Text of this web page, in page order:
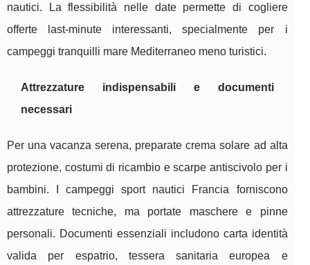
nautici. La flessibilità nelle date permette di cogliere
offerte last-minute interessanti, specialmente per i
campeggi tranquilli mare Mediterraneo meno turistici.
Attrezzature indispensabili e documenti
necessari
Per una vacanza serena, preparate crema solare ad alta
protezione, costumi di ricambio e scarpe antiscivolo per i
bambini. I campeggi sport nautici Francia forniscono
attrezzature tecniche, ma portate maschere e pinne
personali. Documenti essenziali includono carta identità
valida per espatrio, tessera sanitaria europea e